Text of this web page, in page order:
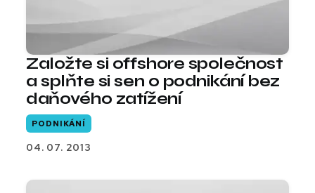
Založte si offshore společnost
a splňte si sen o podnikání bez
daňového zatížení
PODNIKÁNÍ
04. 07. 2013